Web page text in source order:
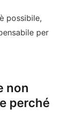
possibile,
per
non
perché